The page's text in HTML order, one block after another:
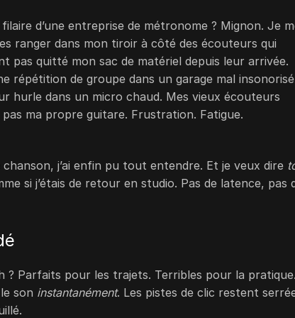
d’une entreprise de métronome ? Mignon. Je
ranger dans mon tiroir à côté des écouteurs qui
pas quitté mon sac de matériel depuis leur arrivée.
répétition de groupe dans un garage mal
hurle dans un micro chaud. Mes vieux écouteurs
ma propre guitare. Frustration. Fatigue.
j’ai enfin pu tout entendre. Et je veux dire
si j’étais de retour en studio. Pas de latence, pas
? Parfaits pour les trajets. Terribles pour la pratique.
son instantanément. Les pistes de clic restent